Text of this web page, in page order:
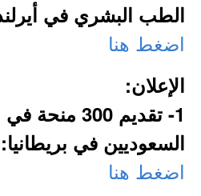
الطب البشري في
اضغط هنا
الإعلان:
1- تقديم 300
السعوديين في بريطانيا:
اضغط هنا